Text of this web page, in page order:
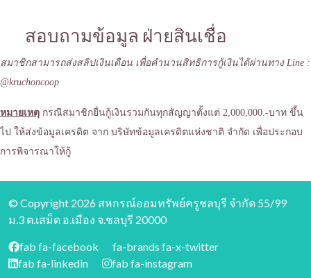
สอบถามข้อมูล ฝ่ายสินเชื่อ
สมาชิกสามารถส่งสลิปเงินเดือน เพื่อคำนวนสิทธิการกู้เงินได้ผ่านทาง Line :
@kruchoncoop
หมายเหตุ กรณีสมาชิกยื่นกู้เงินรวมกันทุกสัญญาตั้งแต่ 2,000,000.-บาท ขึ้น
ไป ให้ส่งข้อมูลเครดิต จาก บริษัทข้อมูลเครดิตแห่งชาติ จำกัด เพื่อประกอบ
การพิจารณาให้กู้
© Copyright 2026 สหกรณ์ออมทรัพย์ครูชลบุรี จำกัด 55/99
ม.3 ต.เสม็ด อ.เมือง จ.ชลบุรี 20000
fab fa-facebook
fa-brands fa-x-twitter
fab fa-linkedin
fab fa-instagram